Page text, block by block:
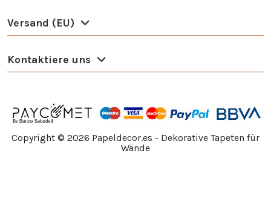
Versand (EU)
Kontaktiere uns
Copyright © 2026 Papeldecor.es - Dekorative Tapeten für
Wände